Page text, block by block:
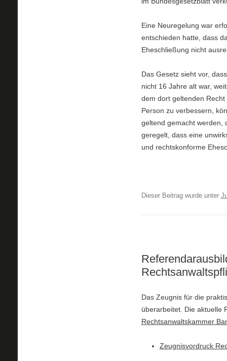
Eine Neuregelung war
entschieden hatte, dass
Eheschließung nicht
Das Gesetz sieht vor,
nicht 16 Jahre alt war,
dem dort geltenden
Person zu verbessern,
geltend gemacht werden,
geregelt, dass eine
und rechtskonforme
Dieser Beitrag wurde unter
Das Zeugnis für die
überarbeitet. Die aktuelle
Rechtsanwaltskammer
Zeugnisvordruck